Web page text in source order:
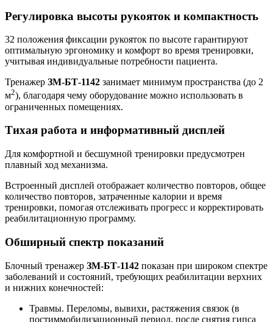
Регулировка высоты рукояток и компактность
32 положения фиксации рукояток по высоте гарантируют
оптимальную эргономику и комфорт во время тренировки,
учитывая индивидуальные потребности пациента.
Тренажер ЗМ-БТ-1142 занимает минимум пространства (до 2
м2), благодаря чему оборудование можно использовать в
ограниченных помещениях.
Тихая работа и информативный дисплей
Для комфортной и бесшумной тренировки предусмотрен
плавный ход механизма.
Встроенный дисплей отображает количество повторов, общее
количество повторов, затраченные калории и время
тренировки, помогая отслеживать прогресс и корректировать
реабилитационную программу.
Обширный спектр показаний
Блочный тренажер ЗМ-БТ-1142 показан при широком спектре
заболеваний и состояний, требующих реабилитации верхних
и нижних конечностей:
Травмы. Переломы, вывихи, растяжения связок (в
постиммобилизационный период, после снятия гипса